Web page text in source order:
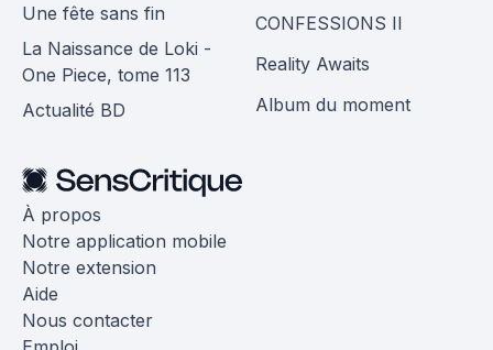
Une fête sans fin
La Naissance de Loki -
One Piece, tome 113
Actualité BD
CONFESSIONS II
Reality Awaits
Album du moment
À propos
Notre application mobile
Notre extension
Aide
Nous contacter